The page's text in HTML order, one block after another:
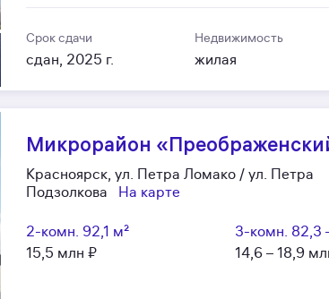
Срок сдачи
сдан, 2025 г.
Недвижимость
жилая
Микрорайон
Красноярск, ул. Петра Ломако / ул. Петра
Подзолкова
На карте
2-комн. 92,1 м²
15,5 млн ₽
3-комн. 82,3
14,6 – 18,9